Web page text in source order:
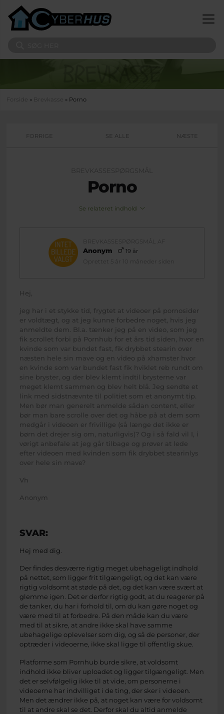
Du er her
» Brevkasse » Porno
FORRIGE SE ALLE NÆSTE
BREVKASSESPØRGSMÅL
Porno
Se relateret indhold
BREVKASSESPØRGSMÅL AF
Anonym
19 år
Oprettet 5 år 10 måneder siden
Hej,
jeg har i et stykke tid, frygtet at videoer på pornosider
er voldtægt, og at jeg kunne forbedre noget, hvis jeg
anmeldte dem. Bl.a. tænker jeg på en video, som jeg
fik scrollet forbi på Pornhub for et års tid siden, hvor en
kvinde som var bundet fast, fik drybbet stearin over
næsten hele sin mave og en video på xhamster hvor
en kvinde som var bundet fast fik hviklet reb rundt om
sine bryster, og der blev klemt indtil brysterne var
meget klemt sammen og blev helt blå. Jeg sendte et
link med sidstnævnte til politiet som et anonymt tip.
Men bør man generelt anmelde sådan content, eller
bør man bare scrolle over det og håbe på at dem som
medgår i videoen er frivillige (så længe det ikke er
børn det drejer sig om, naturligvis)? Og i så fald vil I, i
vørigt anbefale at jeg går tilbage og prøver at lede
efter videoen med kvinden som fik drybbet stearinlys
over hele sin mave?
Vh
Anonym
SVAR:
Hej med dig.
Der findes desværre rigtig meget ubehageligt indhold
på nettet, som ligger frit tilgængeligt, og det kan være
rigtig voldsomt at støde på det, og det kan være svært at
glemme igen. Det er derfor rigtig godt, at du reagerer på
de tanker, du har i forhold til, om du kan gøre noget og
være med til at forbedre. På den måde kan du være
med til at sikre, at andre ikke skal have samme
ubehagelige oplevelser som dig, og så de personer, der
optræder i videoerne, ikke skal ligge til offentlig skue.
Platforme som Pornhub burde sikre, at voldsomt
indhold ikke bliver uploadet og ligger tilgængeligt. Men
det er selvfølgelig ikke til at vide, om personerne i
videoerne har indvilliget i de ting, der sker i videoen.
Men det ændrer ikke på, at noget kan være for voldsomt
til at andre skal se det. Derfor skal du altid anmelde